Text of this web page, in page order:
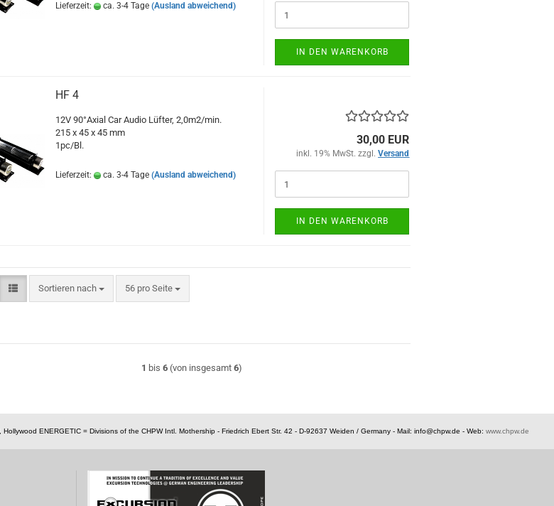
Lieferzeit: ca. 3-4 Tage (Ausland abweichend)
IN DEN WARENKORB
HF 4
12V 90°Axial Car Audio Lüfter, 2,0m2/min.
215 x 45 x 45 mm
1pc/Bl.
Lieferzeit: ca. 3-4 Tage (Ausland abweichend)
30,00 EUR
inkl. 19% MwSt. zzgl.Versand
IN DEN WARENKORB
Sortieren nach
Sortieren nach 56 pro Seite
pro Seite
1 bis 6(von insgesamt 6)
ENERGETIC = Divisions of the CHPW Intl. Mothership - Friedrich Ebert Str. 42 - D-92637 Weiden / Germany - Mail: info@chpw.de - Web: www.chpw.de